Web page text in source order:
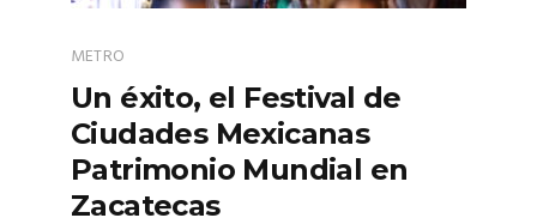
METRO
Un éxito, el Festival de
Ciudades Mexicanas
Patrimonio Mundial en
Zacatecas